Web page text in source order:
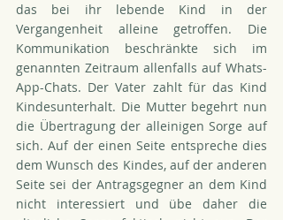
das bei ihr lebende Kind in der
Vergangenheit alleine getroffen. Die
Kommunikation beschränkte sich im
genannten Zeitraum allenfalls auf Whats-
App-Chats. Der Vater zahlt für das Kind
Kindesunterhalt. Die Mutter begehrt nun
die Übertragung der alleinigen Sorge auf
sich. Auf der einen Seite entspreche dies
dem Wunsch des Kindes, auf der anderen
Seite sei der Antragsgegner an dem Kind
nicht interessiert und übe daher die